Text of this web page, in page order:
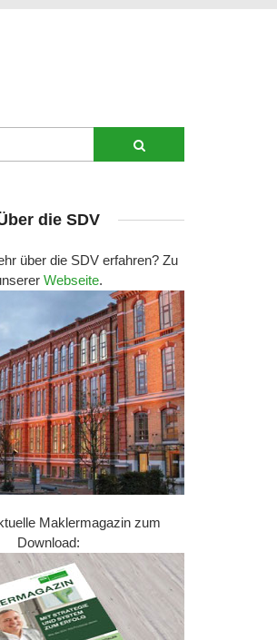
die SDV
über die SDV erfahren? Zu
Webseite.
Maklermagazin zum
Download: